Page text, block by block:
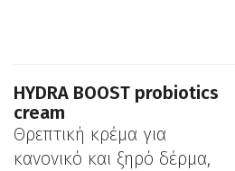
ΗYDRA BOOST probiotics
cream
Θρεπτική κρέμα για
κανονικό και ξηρό δέρμα,